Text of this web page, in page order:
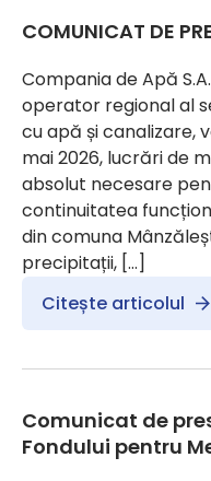
COMUNICAT DE
Compania de Apă
operator regional al
cu apă și canalizare,
mai 2026, lucrări de
absolut necesare
continuitatea
din comuna
precipitații, […]
Citește articolul
Comunicat de
Fondului pentru